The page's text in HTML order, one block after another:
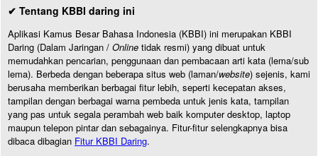
✔ Tentang KBBI daring ini
Aplikasi Kamus Besar Bahasa Indonesia (KBBI) ini merupakan KBBI
Daring (Dalam Jaringan / Online tidak resmi) yang dibuat untuk
memudahkan pencarian, penggunaan dan pembacaan arti kata (lema/sub
lema). Berbeda dengan beberapa situs web (laman/website) sejenis, kami
berusaha memberikan berbagai fitur lebih, seperti kecepatan akses,
tampilan dengan berbagai warna pembeda untuk jenis kata, tampilan
yang pas untuk segala perambah web baik komputer desktop, laptop
maupun telepon pintar dan sebagainya. Fitur-fitur selengkapnya bisa
dibaca dibagian Fitur KBBI Daring.